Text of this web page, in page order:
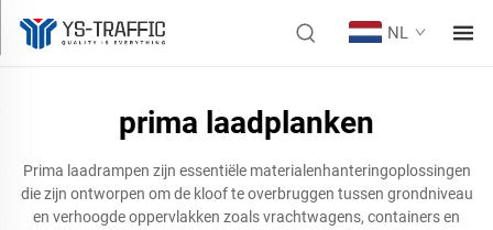
NL
prima laadplanken
Prima laadrampen zijn essentiële materialenhanteringoplossingen
die zijn ontworpen om de kloof te overbruggen tussen grondniveau
en verhoogde oppervlakken zoals vrachtwagens, containers en